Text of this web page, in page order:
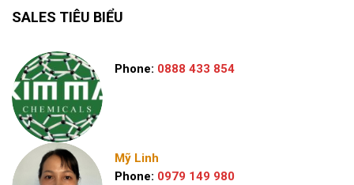
SALES TIÊU BIỂU
Phone: 0888 433 854
Mỹ Linh
Phone: 0979 149 980